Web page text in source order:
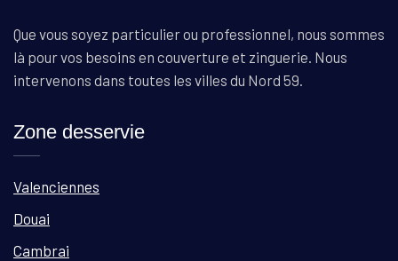
Que vous soyez particulier ou professionnel, nous sommes
là pour vos besoins en couverture et zinguerie. Nous
intervenons dans toutes les villes du Nord 59.
Zone desservie
Valenciennes
Douai
Cambrai